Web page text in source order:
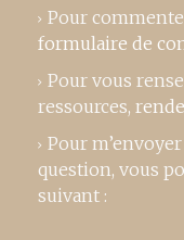
Pour
formulaire de
Pour vous
ressources,
Pour
question, vous
suivant :